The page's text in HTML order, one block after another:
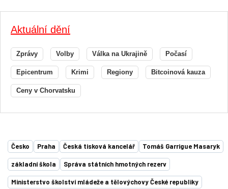
Aktuální dění
Zprávy Volby Válka na Ukrajině Počasí
Epicentrum Krimi Regiony Bitcoinová kauza
Ceny v Chorvatsku
Česko Praha Česká tisková kancelář Tomáš Garrigue Masaryk
základní škola Správa státních hmotných rezerv
Ministerstvo školství mládeže a tělovýchovy České republiky